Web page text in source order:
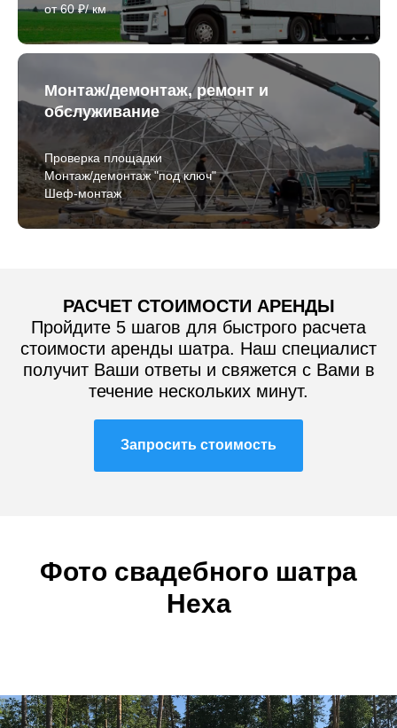
от 60 ₽/ км
Монтаж/демонтаж, ремонт и
обслуживание
Проверка площадки
Монтаж/демонтаж "под ключ"
Шеф-монтаж
РАСЧЕТ СТОИМОСТИ АРЕНДЫ
Пройдите 5 шагов для быстрого расчета
стоимости аренды шатра. Наш специалист
получит Ваши ответы и свяжется с Вами в
течение нескольких минут.
Запросить стоимость
Фото свадебного шатра
Hexa